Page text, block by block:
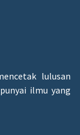
lulusan
ilmu yang